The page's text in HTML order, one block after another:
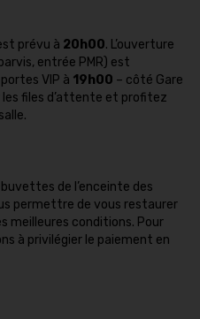
prévu à 20h00. L’ouverture
entrée PMR) est
VIP à 19h00 – côté Gare
files d’attente et profitez
de l’enceinte des
permettre de vous restaurer
meilleures conditions. Pour
à privilégier le paiement en